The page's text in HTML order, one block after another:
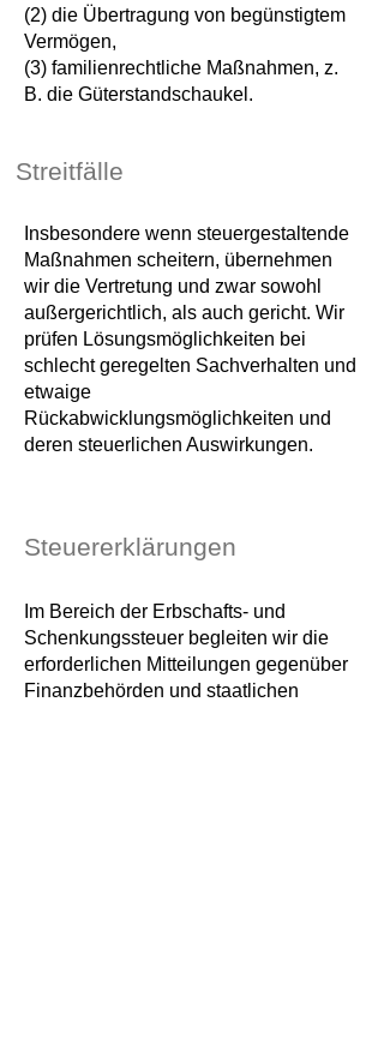
(2) die Übertragung von begünstigtem
Vermögen,
(3) familienrechtliche Maßnahmen, z.
B. die Güterstandschaukel.
Streitfälle
Insbesondere wenn steuergestaltende
Maßnahmen scheitern, übernehmen
wir die Vertretung und zwar sowohl
außergerichtlich, als auch gericht. Wir
prüfen Lösungsmöglichkeiten bei
schlecht geregelten Sachverhalten und
etwaige
Rückabwicklungsmöglichkeiten und
deren steuerlichen Auswirkungen.
Steuererklärungen
Im Bereich der Erbschafts- und
Schenkungssteuer begleiten wir die
erforderlichen Mitteilungen gegenüber
Finanzbehörden und staatlichen